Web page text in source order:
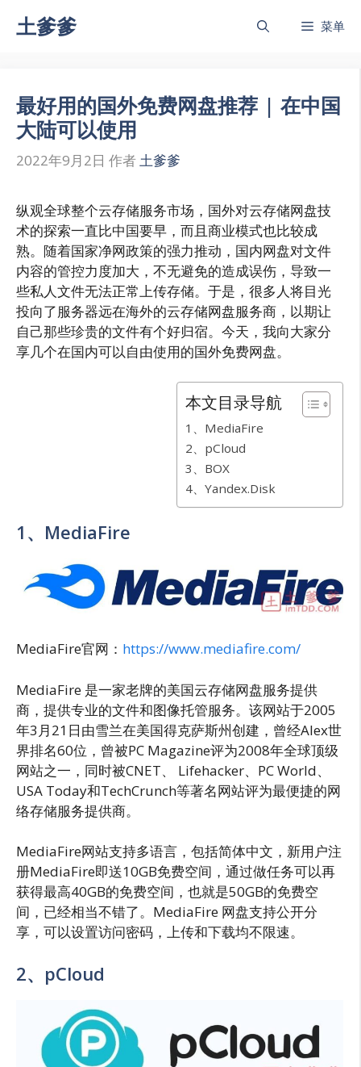
土爹爹 菜单
最好用的国外免费网盘推荐 | 在中国
大陆可以使用
2022年9月2日 作者 土爹爹
纵观全球整个云存储服务市场，国外对云存储网盘技
术的探索一直比中国要早，而且商业模式也比较成
熟。随着国家净网政策的强力推动，国内网盘对文件
内容的管控力度加大，不无避免的造成误伤，导致一
些私人文件无法正常上传存储。于是，很多人将目光
投向了服务器远在海外的云存储网盘服务商，以期让
自己那些珍贵的文件有个好归宿。今天，我向大家分
享几个在国内可以自由使用的国外免费网盘。
本文目录导航
1、MediaFire
2、pCloud
3、BOX
4、Yandex.Disk
1、MediaFire
MediaFire官网： https://www.mediafire.com/
MediaFire 是一家老牌的美国云存储网盘服务提供
商，提供专业的文件和图像托管服务。该网站于2005
年3月21日由雪兰在美国得克萨斯州创建，曾经Alex世
界排名60位，曾被PC Magazine评为2008年全球顶级
网站之一，同时被CNET、 Lifehacker、PC World、
USA Today和TechCrunch等著名网站评为最便捷的网
络存储服务提供商。
MediaFire网站支持多语言，包括简体中文，新用户注
册MediaFire即送10GB免费空间，通过做任务可以再
获得最高40GB的免费空间，也就是50GB的免费空
间，已经相当不错了。MediaFire 网盘支持公开分
享，可以设置访问密码，上传和下载均不限速。
2、pCloud